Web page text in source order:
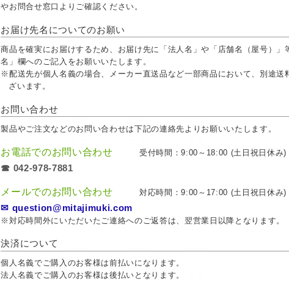
やお問合せ窓口よりご確認ください。
お届け先名についてのお願い
商品を確実にお届けするため、お届け先に「法人名」や「店舗名（屋号）
名」欄へのご記入をお願いいたします。
※配送先が個人名義の場合、メーカー直送品など一部商品において、別途送
ざいます。
お問い合わせ
製品やご注文などのお問い合わせは下記の連絡先よりお願いいたします。
お電話でのお問い合わせ 受付時間：9:00～18:00 (土日祝日休み)
☎ 042-978-7881
メールでのお問い合わせ 対応時間：9:00～17:00 (土日祝日休み)
✉ question@mitajimuki.com
※対応時間外にいただいたご連絡へのご返答は、翌営業日以降となります。
決済について
個人名義でご購入のお客様は前払いになります。
法人名義でご購入のお客様は後払いとなります。